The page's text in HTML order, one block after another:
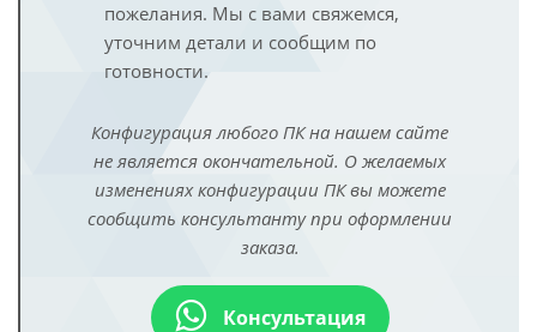
пожелания. Мы с вами свяжемся,
уточним детали и сообщим по
готовности.
Конфигурация любого ПК на нашем сайте
не является окончательной. О желаемых
изменениях конфигурации ПК вы можете
сообщить консультанту при оформлении
заказа.
Консультация